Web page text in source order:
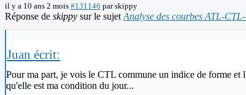
il y a 10 ans 2 mois #131146 parskippy
Réponse de skippy sur le sujet Analyse des courbes ATL-
Juan écrit:
Pour ma part, je vois le CTL commune un indice de forme
qu'elle est ma condition du jour...